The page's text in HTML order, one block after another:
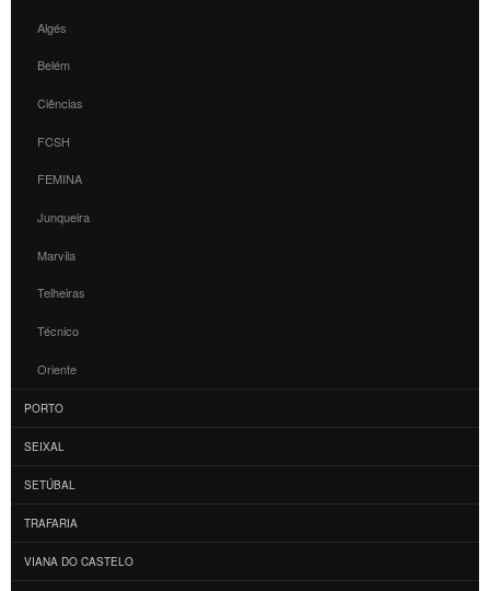
Algés
Belém
Ciências
FCSH
FEMINA
Junqueira
Marvila
Telheiras
Técnico
Oriente
PORTO
SEIXAL
SETÚBAL
TRAFARIA
VIANA DO CASTELO